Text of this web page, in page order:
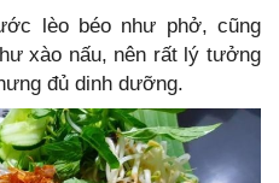
lèo béo như phở, cũng
xào nấu, nên rất lý tưởng
đủ dinh dưỡng.